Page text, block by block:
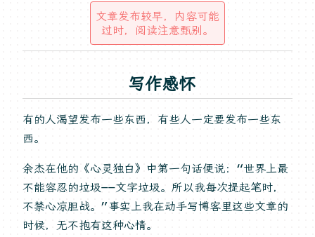
文章发布较早，内容可能
过时，阅读注意甄别。
写作感怀
有的人渴望发布一些东西，有些人一定要发布一些东
西。
余杰在他的《心灵独白》中第一句话便说：“世界上最
不能容忍的垃圾——文字垃圾。所以我每次提起笔时，
不禁心凉胆战。”事实上我在动手写博客里这些文章的
时候，无不抱有这种心情。